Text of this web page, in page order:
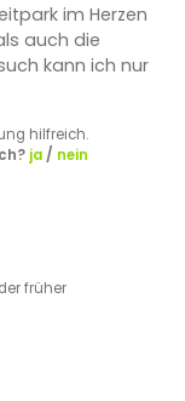
im Herzen
auch die
kann ich nur
hilfreich.
ja/ nein
früher